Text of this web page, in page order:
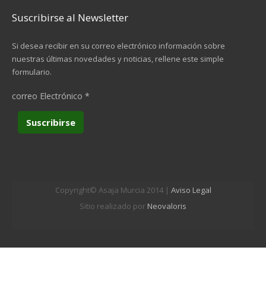
Suscribirse al Newsletter
Si desea recibir en su correo electrónico información sobre
nuestras últimas novedades y noticias, rellene este simple
formulario.
correo Electrónico *
Copyright© Asaja Murcia 2014 | Aviso Legal
Sitio realizado por Neovaloris